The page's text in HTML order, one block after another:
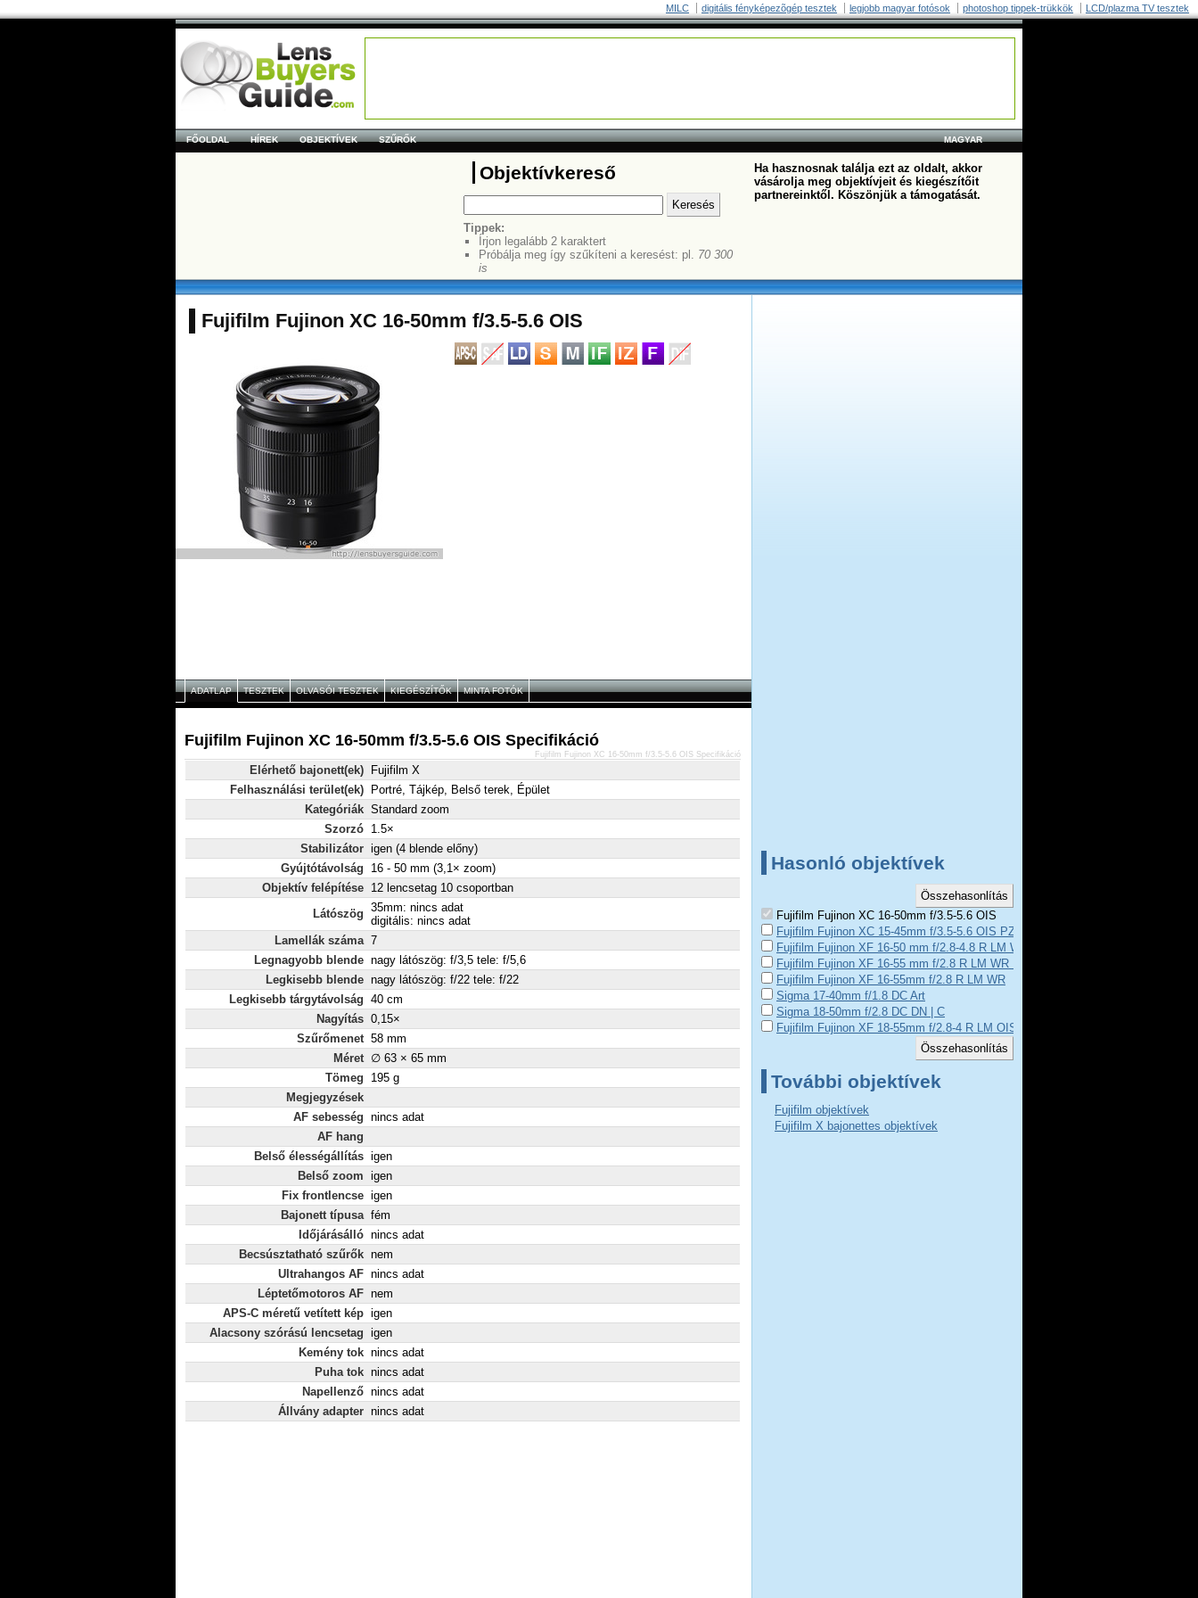
MILC digitális fényképezõgép tesztek legjobb magyar fotósok photoshop tippek-trükkök LCD/plazma TV tesztek
MAGYAR
FŐOLDAL HÍREK OBJEKTÍVEK SZŰRŐK
Objektívkereső
Tippek:
Írjon legalább 2 karaktert
Próbálja meg így szűkíteni a keresést: pl. 70 300
is
Ha hasznosnak találja ezt az oldalt, akkor
vásárolja meg objektívjeit és kiegészítőit
partnereinktől. Köszönjük a támogatását.
Fujifilm Fujinon XC 16-50mm f/3.5-5.6 OIS
ADATLAP TESZTEK OLVASÓI TESZTEK KIEGÉSZÍTŐK MINTA FOTÓK
Fujifilm Fujinon XC 16-50mm f/3.5-5.6 OIS Specifikáció
Elérhető bajonett(ek)
Fujifilm X
Felhasználási terület(ek)
Portré, Tájkép, Belső terek, Épület
Kategóriák Standard zoom
Szorzó 1.5×
Stabilizátor igen (4 blende előny)
Gyújtótávolság
16 - 50 mm (3,1× zoom)
Objektív felépítése 12 lencsetag 10 csoportban
Látószög 35mm: nincs adat
digitális: nincs adat
Lamellák száma 7
Legnagyobb blende nagy látószög: f/3,5 tele: f/5,6
Legkisebb blende nagy látószög: f/22 tele: f/22
Legkisebb tárgytávolság 40 cm
Nagyítás 0,15×
Szűrőmenet 58 mm
Méret ∅ 63 × 65 mm
Tömeg
195 g
Megjegyzések
AF sebesség nincs adat
AF hang
Belső élességállítás igen
Belső zoom igen
Fix frontlencse igen
Bajonett típusa fém
Időjárásálló nincs adat
Becsúsztatható szűrők nem
Ultrahangos AF nincs adat
Léptetőmotoros AF nem
APS-C méretű vetített kép igen
Alacsony szórású lencsetag igen
Kemény tok nincs adat
Puha tok nincs adat
Napellenző nincs adat
Állvány adapter nincs adat
Fujifilm Fujinon XC 16-50mm f/3.5-5.6 OIS Specifikáció
Hasonló objektívek
Fujifilm Fujinon XC 16-50mm f/3.5-5.6 OIS
Fujifilm Fujinon XC 15-45mm f/3.5-5.6 OIS PZ
Fujifilm Fujinon XF 16-50 mm f/2.8-4.8 R LM WR
Fujifilm Fujinon XF 16-55 mm f/2.8 R LM WR II
Fujifilm Fujinon XF 16-55mm f/2.8 R LM WR
Sigma 17-40mm f/1.8 DC Art
Sigma 18-50mm f/2.8 DC DN | C
Fujifilm Fujinon XF 18-55mm f/2.8-4 R LM OIS
További objektívek
Fujifilm objektívek
Fujifilm X bajonettes objektívek